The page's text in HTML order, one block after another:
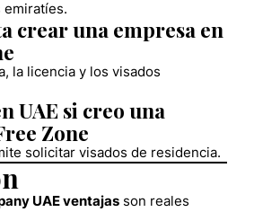
emiratíes.
crear una empresa en
la licencia y los visados
UAE si creo una
Zone
solicitar visados de residencia.
UAE ventajas son reales